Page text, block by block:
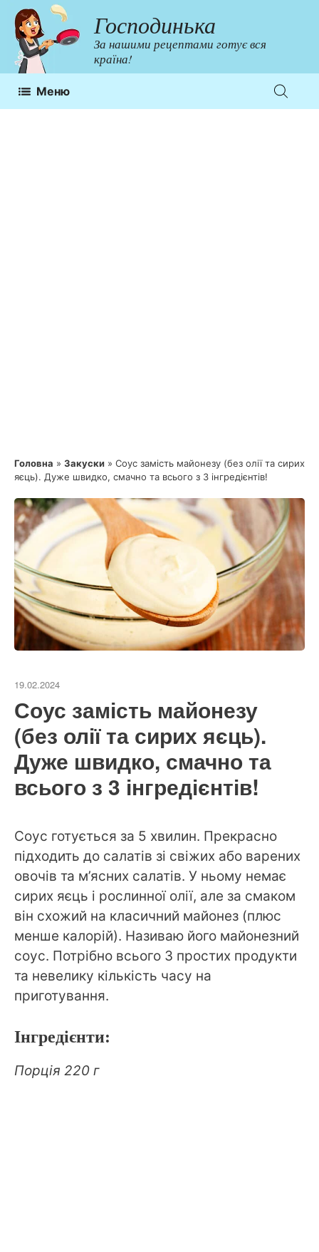
Перейти
до
контенту
Господинька
За нашими рецептами готує вся
країна!
Меню
Головна » Закуски » Соус замість майонезу (без олії та сирих
яєць). Дуже швидко, смачно та всього з 3 інгредієнтів!
19.02.2024
Соус замість майонезу
(без олії та сирих яєць).
Дуже швидко, смачно та
всього з 3 інгредієнтів!
Соус готується за 5 хвилин. Прекрасно
підходить до салатів зі свіжих або варених
овочів та м’ясних салатів. У ньому немає
сирих яєць і рослинної олії, але за смаком
він схожий на класичний майонез (плюс
менше калорій). Називаю його майонезний
соус. Потрібно всього 3 простих продукти
та невелику кількість часу на
приготування.
Інгредієнти:
Порція 220 г